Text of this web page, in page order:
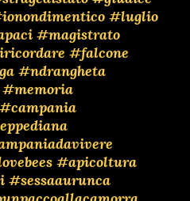
#luglio
#magistrato
#falcone
#ndrangheta
#memoria
#campania
#apicoltura
#sessaaurunca